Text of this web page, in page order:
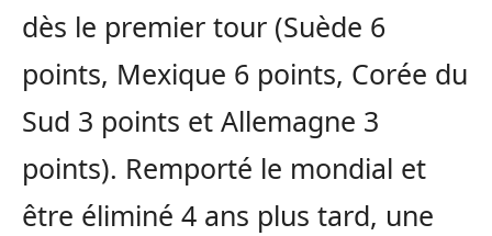
dès le premier tour (Suède 6
points, Mexique 6 points, Corée du
Sud 3 points et Allemagne 3
points). Remporté le mondial et
être éliminé 4 ans plus tard, une